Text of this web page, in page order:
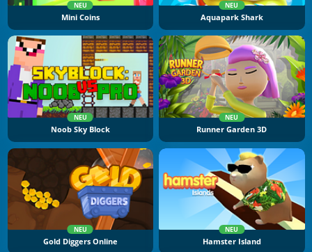
NEU
Mini Coins
NEU
Aquapark Shark
NEU
Noob Sky Block
NEU
Runner Garden 3D
NEU
Gold Diggers Online
NEU
Hamster Island